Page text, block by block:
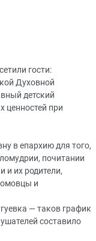
гости:
Духовной
детский
ценностей при
в епархию для того,
почитании
и их родители,
и
— таков график
составило